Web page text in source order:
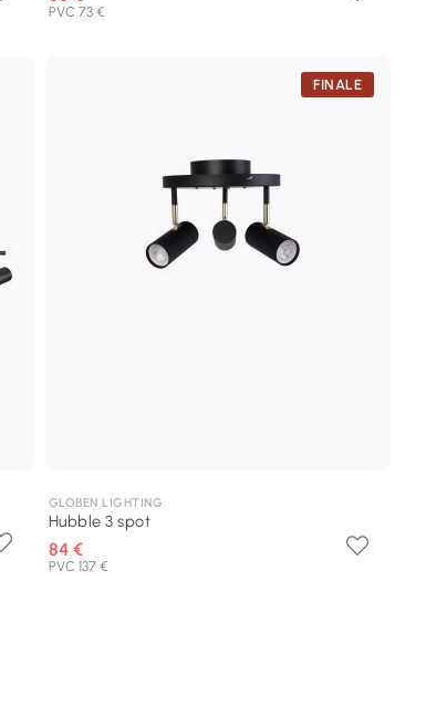
PVC 73 €
FINALE
GLOBEN LIGHTING
Hubble 3 spot
84 €
PVC 137 €